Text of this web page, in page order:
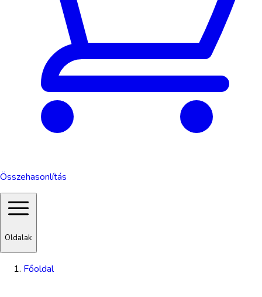
Összehasonlítás
Oldalak
Főoldal